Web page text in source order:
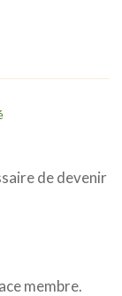
de devenir
membre.